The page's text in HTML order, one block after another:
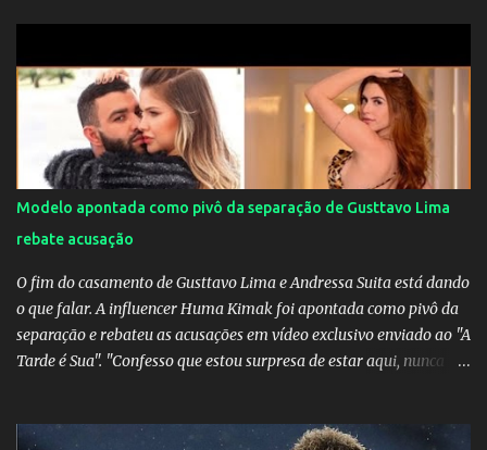
Marta marcou duas vezes, Debinha, Andressa Alves e Bia
Zaneratto foram autoras dos gols. Juliette, embaixadora
‎@Globoplay mandou um xero para as meninas e falou do seu
Modelo apontada como pivô da separação de Gusttavo Lima
rebate acusação
O fim do casamento de Gusttavo Lima e Andressa Suita está dando
o que falar. A influencer Huma Kimak foi apontada como pivô da
separação e rebateu as acusações em vídeo exclusivo enviado ao "A
Tarde é Sua". "Confesso que estou surpresa de estar aqui, nunca
nenhum tipo de contato, nem de fã porque sou fã dele", disse